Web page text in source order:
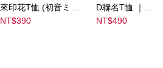
來印花T恤 (初音ミク)
｜
NT$390
D聯名T恤 ｜
NT$490